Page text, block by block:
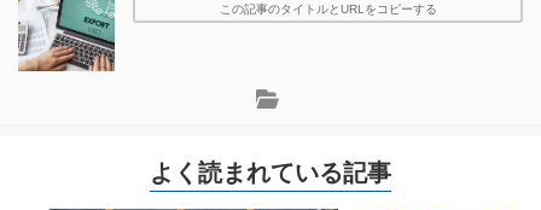
この記事のタイトルとURLをコピーする
よく読まれている記事